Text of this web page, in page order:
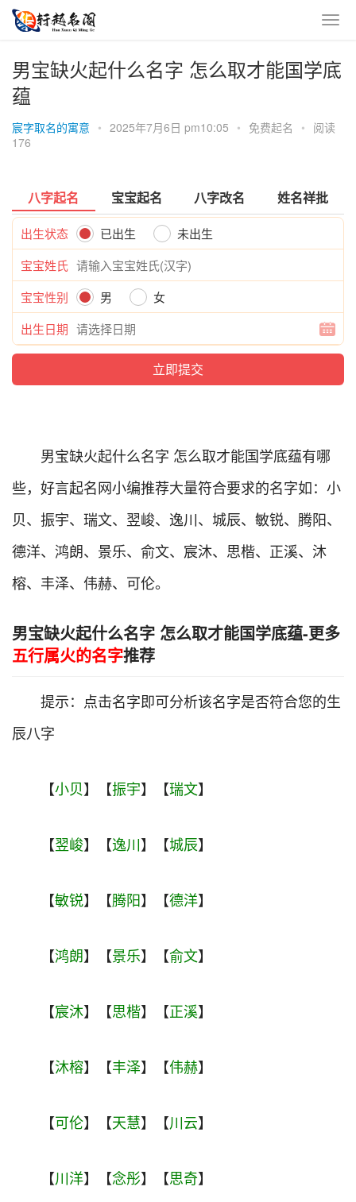
男宝缺火起什么名字 怎么取才能国学底
蕴
宸字取名的寓意 • 2025年7月6日 pm10:05 • 免费起名 • 阅读
176
八字起名 宝宝起名 八字改名 姓名祥批
出生状态 已出生
未出生
宝宝姓氏
宝宝性别
男
女
出生日期
男宝缺火起什么名字 怎么取才能国学底蕴有哪
些，好言起名网小编推荐大量符合要求的名字如：小
贝、振宇、瑞文、翌峻、逸川、城辰、敏锐、腾阳、
德洋、鸿朗、景乐、俞文、宸沐、思楷、正溪、沐
榕、丰泽、伟赫、可伦。
男宝缺火起什么名字 怎么取才能国学底蕴-更多
五行属火的名字推荐
提示：点击名字即可分析该名字是否符合您的生
辰八字
【小贝】【振宇】【瑞文】
【翌峻】【逸川】【城辰】
【敏锐】【腾阳】【德洋】
【鸿朗】【景乐】【俞文】
【宸沐】【思楷】【正溪】
【沐榕】【丰泽】【伟赫】
【可伦】【天慧】【川云】
【川洋】【念彤】【思奇】